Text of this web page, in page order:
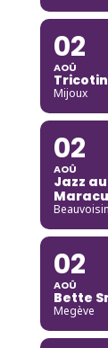
02
AOÛ
Mijoux
02
AOÛ
Jazz
02
AOÛ
Bette
Megève